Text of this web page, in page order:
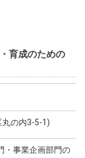
育成のための
丸の内3-5-1)
・事業企画部門の